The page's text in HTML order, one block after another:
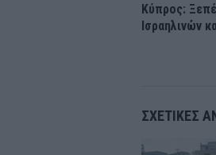
Κύπρος:
Ισραηλινών
ΣΧΕΤΙΚΈΣ